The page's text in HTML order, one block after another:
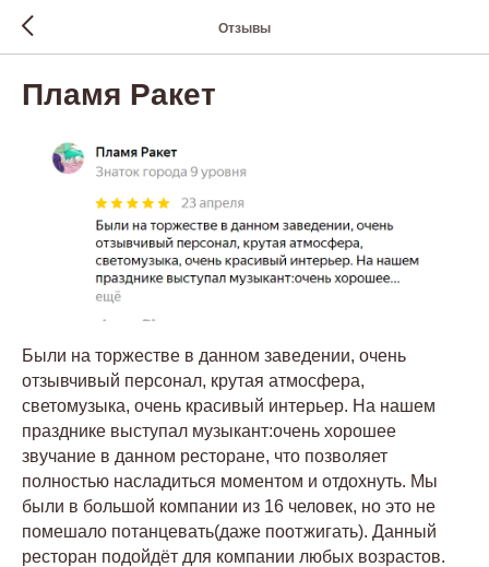
Отзывы
Пламя Ракет
Были на торжестве в данном заведении, очень
отзывчивый персонал, крутая атмосфера,
светомузыка, очень красивый интерьер. На нашем
празднике выступал музыкант:очень хорошее
звучание в данном ресторане, что позволяет
полностью насладиться моментом и отдохнуть. Мы
были в большой компании из 16 человек, но это не
помешало потанцевать(даже поотжигать). Данный
ресторан подойдёт для компании любых возрастов.